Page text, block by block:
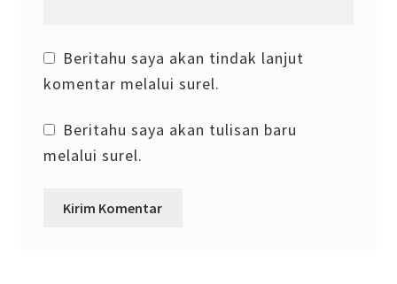
Beritahu saya akan tindak lanjut
komentar melalui surel.
Beritahu saya akan tulisan baru
melalui surel.